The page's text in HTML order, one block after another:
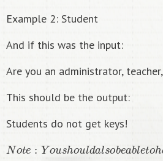
Example 2: Student
And if this was the input:
Are you an administrator,
This should be the output:
Students do not get keys!
No t ou u a s o a et h an